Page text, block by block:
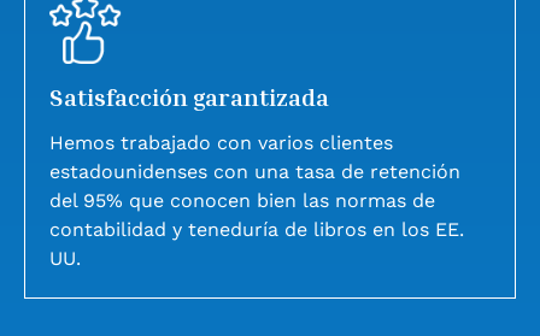
Satisfacción garantizada
Hemos trabajado con varios clientes
estadounidenses con una tasa de retención
del 95% que conocen bien las normas de
contabilidad y teneduría de libros en los EE.
UU.